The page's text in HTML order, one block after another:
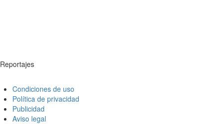
Reportajes
Condiciones de uso
Política de privacidad
Publicidad
Aviso legal